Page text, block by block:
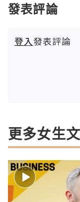
發表評論
登入發表評論
更多女生